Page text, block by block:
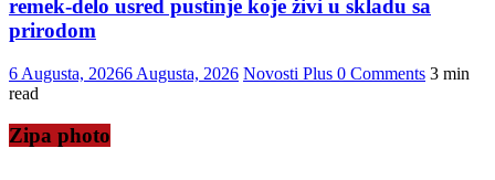
remek-delo usred pustinje koje živi u skladu sa
prirodom
6 Augusta, 20266 Augusta, 2026 Novosti Plus 0 Comments 3 min
read
Zipa photo